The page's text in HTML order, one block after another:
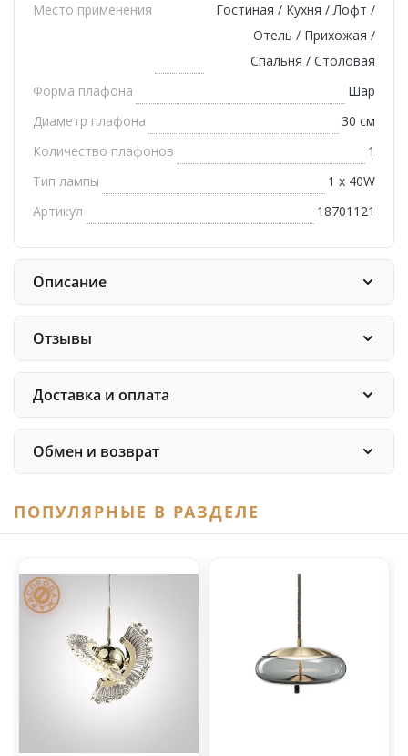
Место применения
Гостиная / Кухня / Лофт /
Отель / Прихожая /
Спальня / Столовая
Форма плафона
Шар
Диаметр плафона
30 см
Количество плафонов
1
Тип лампы
1 х 40W
Артикул
18701121
Описание
Отзывы
Доставка и оплата
Обмен и возврат
ПОПУЛЯРНЫЕ В РАЗДЕЛЕ